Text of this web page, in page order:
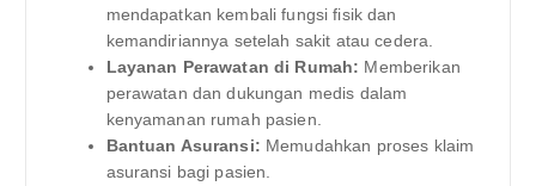
mendapatkan kembali fungsi fisik dan
kemandiriannya setelah sakit atau cedera.
Layanan Perawatan di Rumah: Memberikan
perawatan dan dukungan medis dalam
kenyamanan rumah pasien.
Bantuan Asuransi: Memudahkan proses klaim
asuransi bagi pasien.